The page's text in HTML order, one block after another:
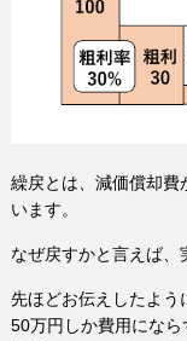
繰戻とは、減価償却費
います。
なぜ戻すかと言えば、
先ほどお伝えしたよう
50万円しか費用にな